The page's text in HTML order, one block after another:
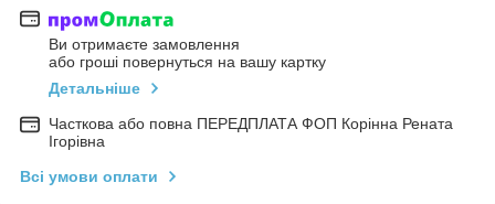
Ви отримаєте замовлення
або гроші повернуться на вашу картку
Детальніше
Часткова або повна ПЕРЕДПЛАТА ФОП Корінна Рената
Ігорівна
Всі умови оплати